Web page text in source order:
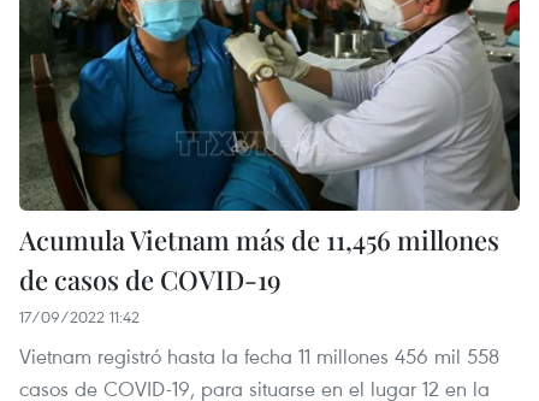
Acumula Vietnam más de 11,456 millones
de casos de COVID-19
17/09/2022 11:42
Vietnam registró hasta la fecha 11 millones 456 mil 558
casos de COVID-19, para situarse en el lugar 12 en la